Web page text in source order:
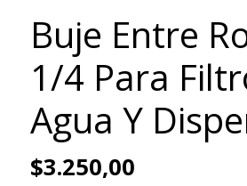
Buje Entre
1/4 Para
Agua Y
$3.250,00